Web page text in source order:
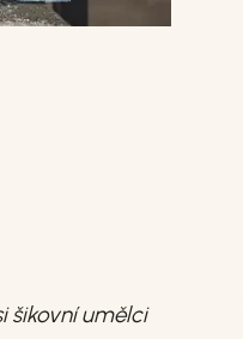
šikovní umělci